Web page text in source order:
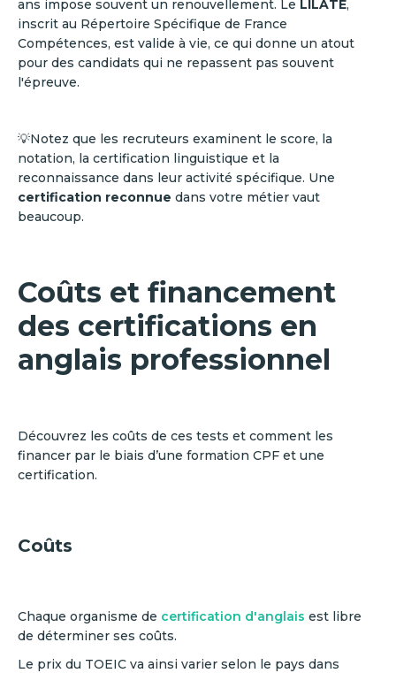
ans impose souvent un renouvellement. Le LILATE,
inscrit au Répertoire Spécifique de France
Compétences, est valide à vie, ce qui donne un atout
pour des candidats qui ne repassent pas souvent
l'épreuve.
💡Notez que les recruteurs examinent le score, la
notation, la certification linguistique et la
reconnaissance dans leur activité spécifique. Une
certification reconnue dans votre métier vaut
beaucoup.
Coûts et financement
des certifications en
anglais professionnel
Découvrez les coûts de ces tests et comment les
financer par le biais d’une formation CPF et une
certification.
Coûts
Chaque organisme de certification d'anglais est libre
de déterminer ses coûts.
Le prix du TOEIC va ainsi varier selon le pays dans